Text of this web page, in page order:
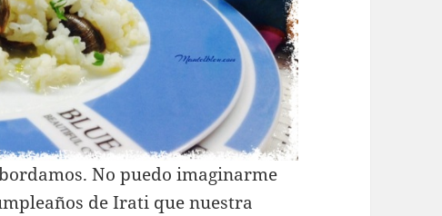
No puedo imaginarme
de Irati que nuestra